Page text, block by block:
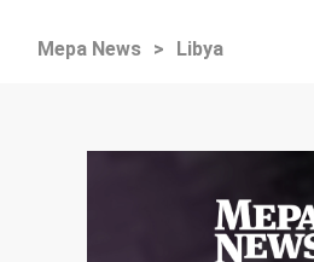
Mepa News > Libya